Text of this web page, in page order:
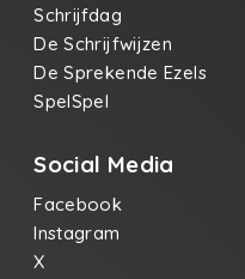
Schrijfdag
De Schrijfwijzen
De Sprekende Ezels
SpelSpel
Social Media
Facebook
Instagram
X